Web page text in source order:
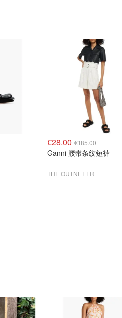
€28.00 €185.00
Ganni 腰带条纹短裤
THE OUTNET FR